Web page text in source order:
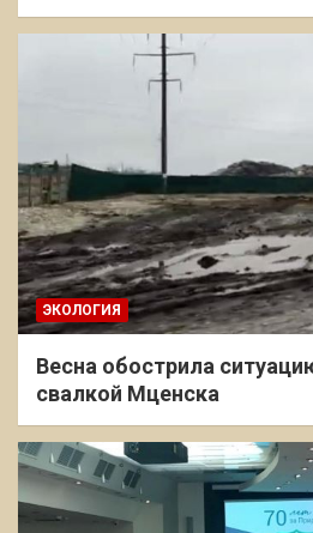
ЭКОЛОГИЯ
Весна обострила
свалкой Мценска